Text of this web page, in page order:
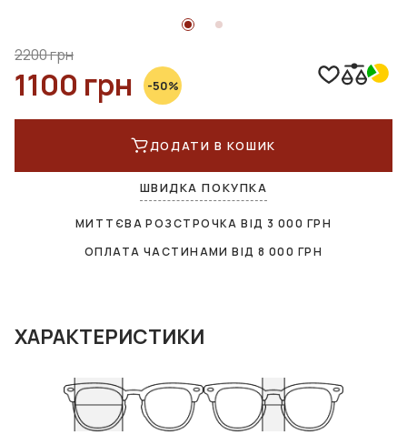
2200 грн
1100 грн -50%
ДОДАТИ В КОШИК
ШВИДКА ПОКУПКА
МИТТЄВА РОЗСТРОЧКА ВІД 3 000 ГРН
ОПЛАТА ЧАСТИНАМИ ВІД8 000 ГРН
ХАРАКТЕРИСТИКИ